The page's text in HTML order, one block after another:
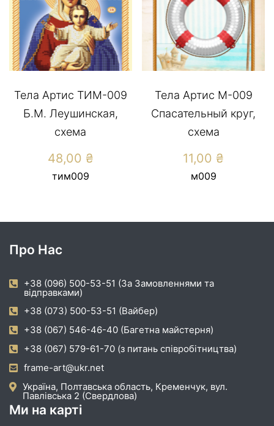
Тела Артис ТИМ-009
Б.М. Леушинская,
схема
48,00 ₴
тим009
Тела Артис М-009
Спасательный круг,
схема
11,00 ₴
м009
Про Нас
+38 (096) 500-53-51 (За Замовленнями та
відправками)
+38 (073) 500-53-51 (Вайбер)
+38 (067) 546-46-40 (Багетна майстерня)
+38 (067) 579-61-70 (з питань співробітництва)
frame-art@ukr.net
Україна, Полтавська область, Кременчук, вул.
Павлівська 2 (Свердлова)
Ми на карті